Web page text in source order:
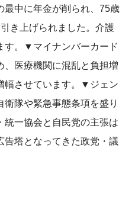
中に年金が削られ、75歳
き上げられました。介護
す。▼マイナンバーカード
、医療機関に混乱と負担増
幅させています。▼ジェン
隊や緊急事態条項を盛り
統一協会と自民党の主張は
告塔となってきた政党・議